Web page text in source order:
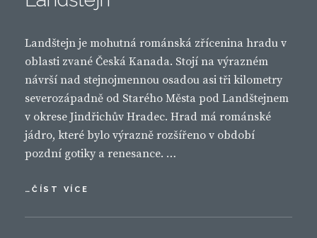
Landštejn je mohutná románská zřícenina hradu v
oblasti zvané Česká Kanada. Stojí na výrazném
návrší nad stejnojmennou osadou asi tři kilometry
severozápadně od Starého Města pod Landštejnem
v okrese Jindřichův Hradec. Hrad má románské
jádro, které bylo výrazně rozšířeno v období
pozdní gotiky a renesance. …
…ČÍST VÍCE